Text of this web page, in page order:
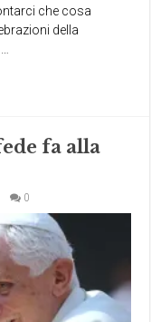
che cosa
della
fa alla
0